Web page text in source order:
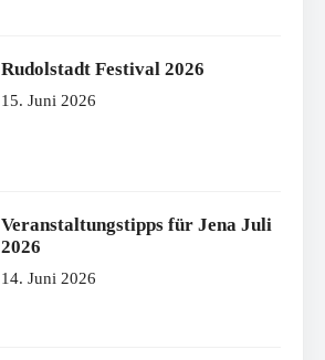
Rudolstadt Festival 2026
15. Juni 2026
Veranstaltungstipps für Jena Juli
2026
14. Juni 2026